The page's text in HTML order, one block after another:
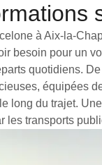
à Aix-la-
besoin pour un
quotidiens.
équipées
long du trajet.
transports